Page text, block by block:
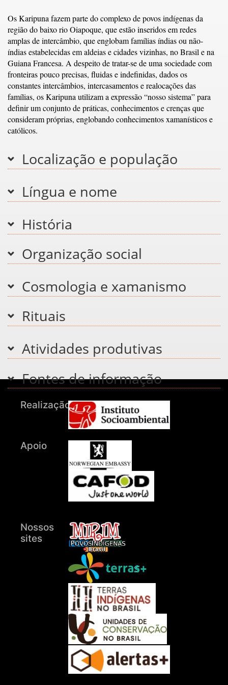
Os Karipuna fazem parte do complexo de povos indígenas da
região do baixo rio Oiapoque, que estão inseridos em redes
amplas de intercâmbio, que englobam famílias índias ou não-
índias estabelecidas em aldeias e cidades vizinhas, no Brasil e na
Guiana Francesa. A despeito de tratar-se de uma sociedade com
fronteiras pouco precisas, fluidas e indefinidas, dados os
constantes intercâmbios, intercasamentos e realocações das
famílias, os Karipuna utilizam a expressão “nosso sistema” para
definir um conjunto de práticas, conhecimentos e crenças que
consideram próprias, englobando conhecimentos xamanísticos e
católicos.
Localização e população
Língua e nome
História
Organização social
Cosmologia e xamanismo
Rituais
Atividades produtivas
Fontes de informação